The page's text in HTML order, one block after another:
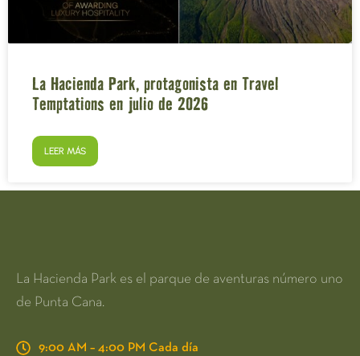
La Hacienda Park, protagonista en Travel
Temptations en julio de 2026
LEER MÁS
La Hacienda Park es el parque de aventuras número uno
de Punta Cana.
9:00 AM – 4:00 PM Cada día